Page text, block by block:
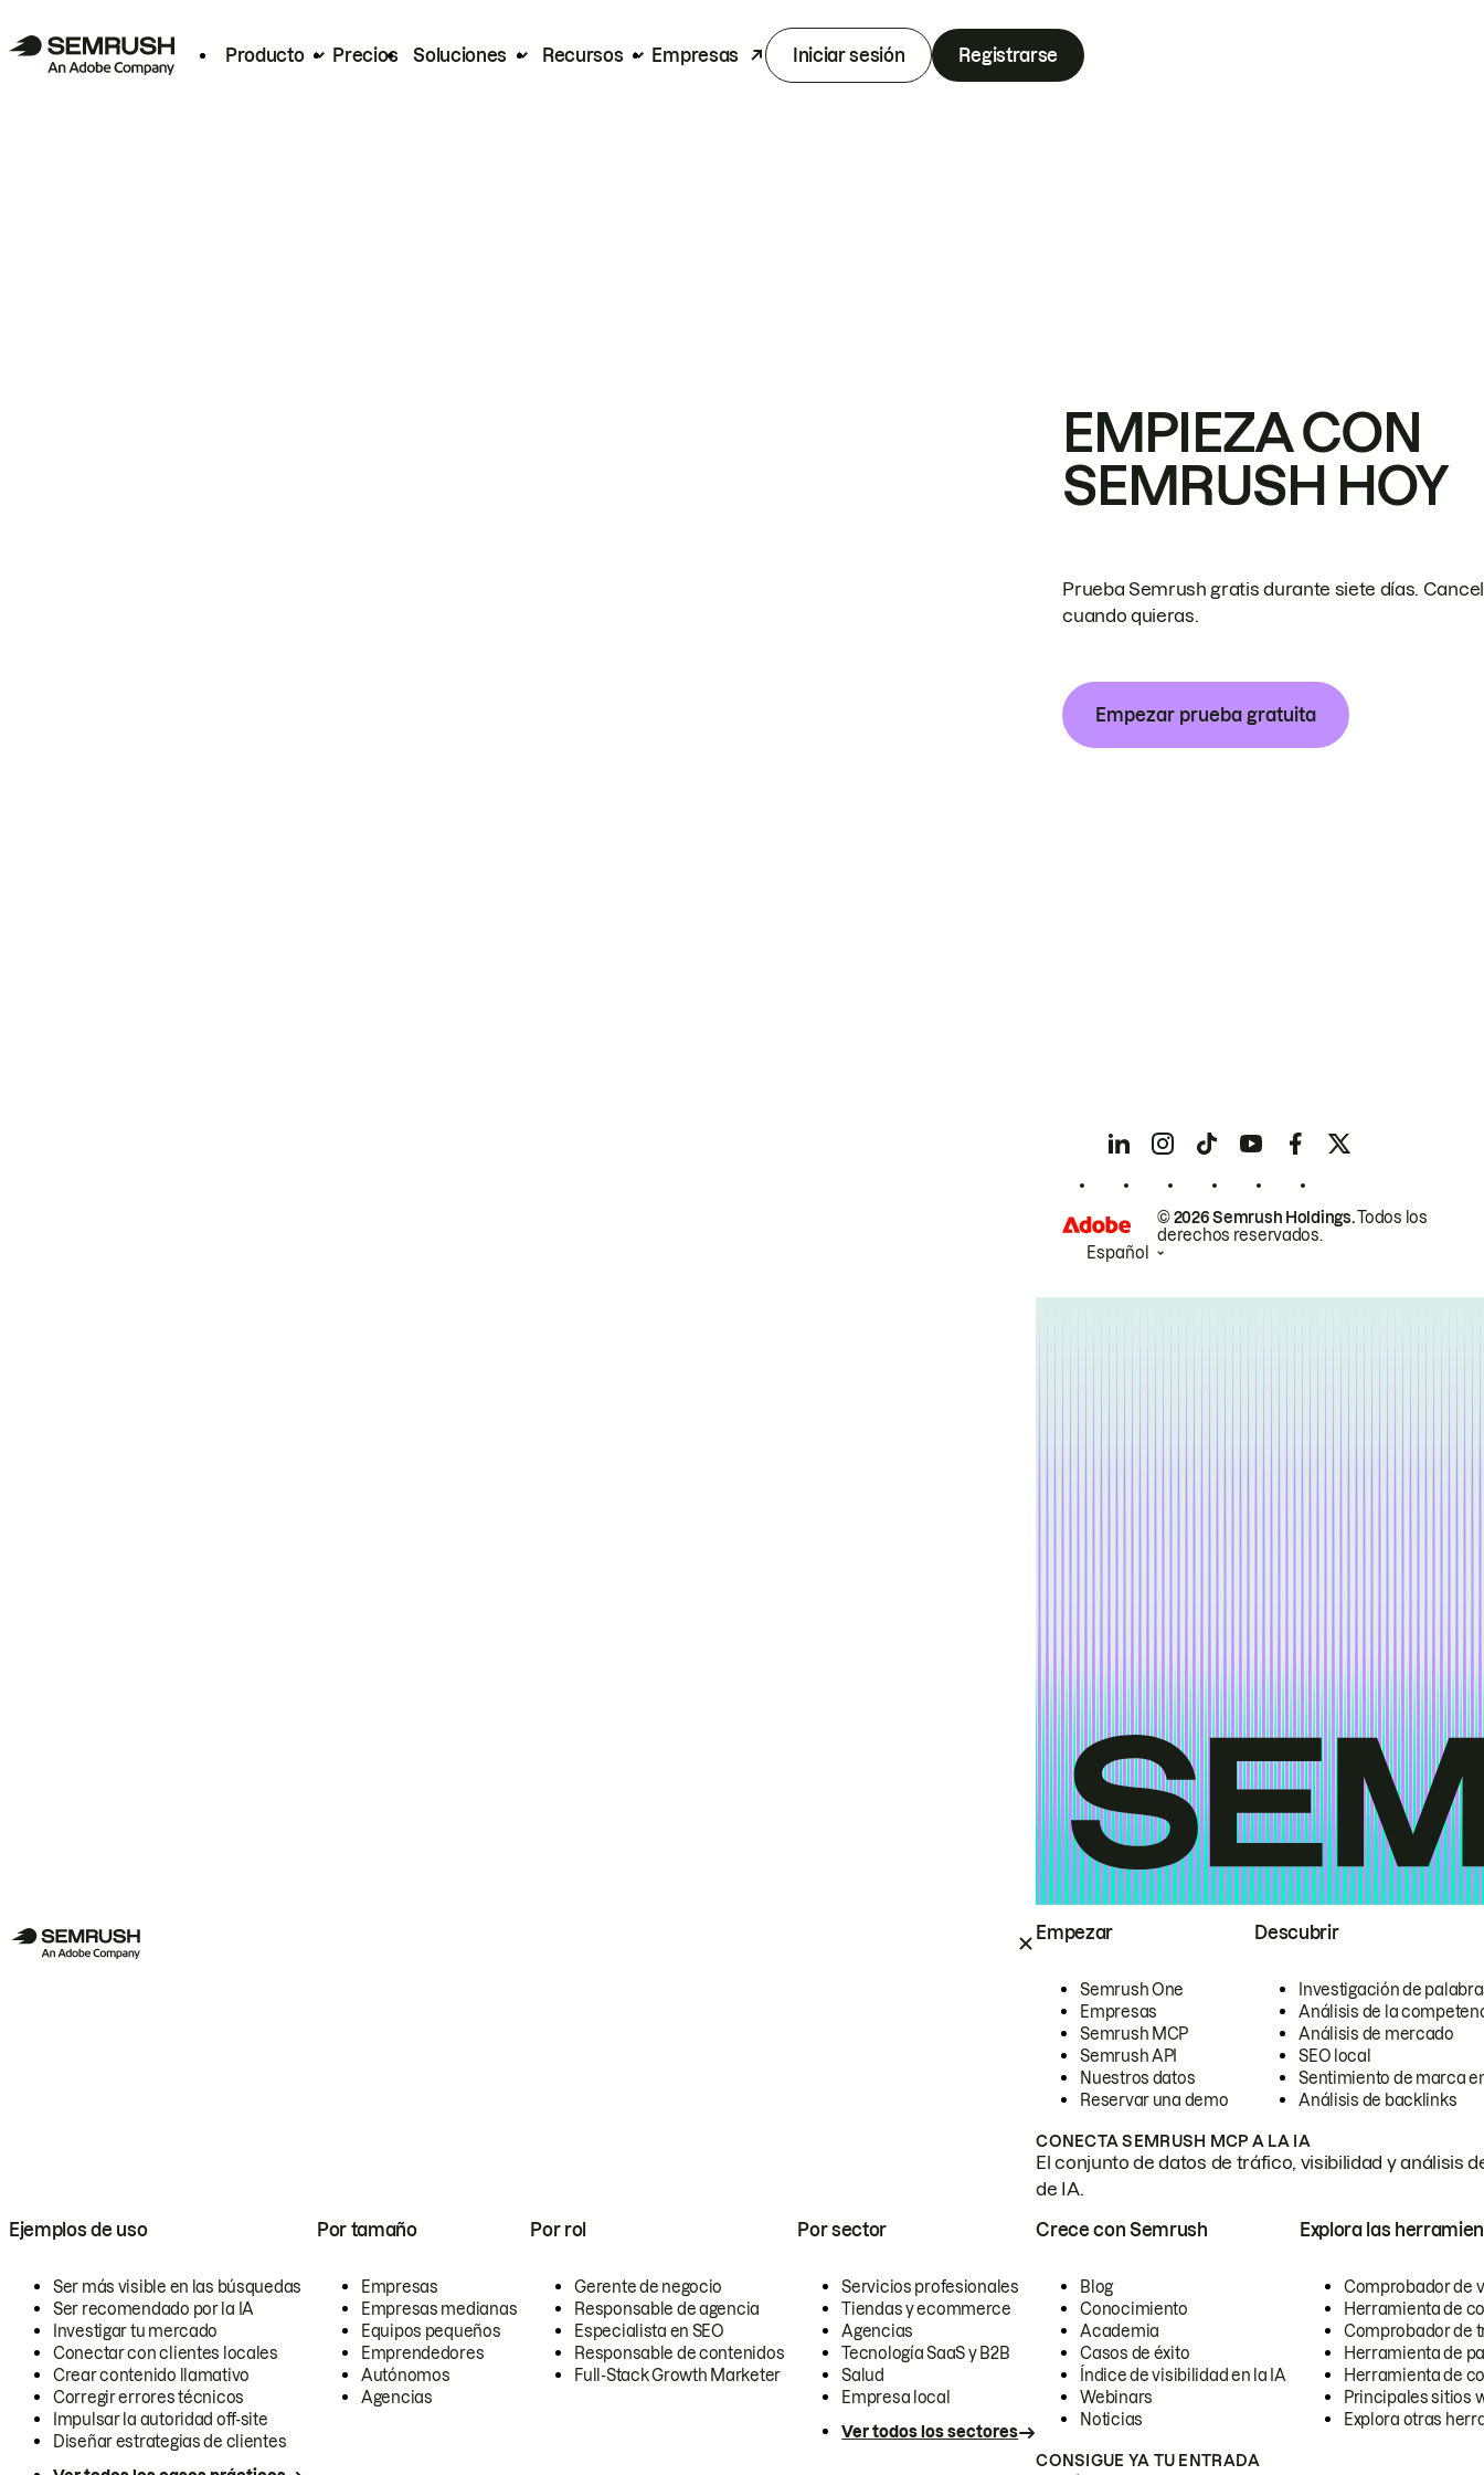
Producto Precios Soluciones Recursos Empresas Iniciar sesión Registrarse
Empezar
Semrush One
Empresas
Semrush MCP
Semrush API
Nuestros datos
Reservar una demo
Descubrir
Investigación de
Análisis de la
Análisis de mercado
SEO local
Sentimiento de marca
Análisis de backlinks
CONECTA SEMRUSH MCP A LA IA
El conjunto de datos de tráfico, visibilidad y análisis
de IA.
Ejemplos de uso
Ser más visible en las búsquedas
Ser recomendado por la IA
Investigar tu mercado
Conectar con clientes locales
Crear contenido llamativo
Corregir errores técnicos
Impulsar la autoridad off-site
Diseñar estrategias de clientes
Por tamaño
Empresas
Empresas medianas
Equipos pequeños
Emprendedores
Autónomos
Agencias
Por rol
Gerente de negocio
Responsable de agencia
Especialista en SEO
Responsable de contenidos
Full-Stack Growth Marketer
Por sector
Servicios profesionales
Tiendas y ecommerce
Agencias
Tecnología SaaS y B2B
Salud
Empresa local
Ver todos los sectores
Crece con Semrush
Blog
Conocimiento
Academia
Casos de éxito
Índice de visibilidad en la IA
Webinars
Noticias
Explora las
Comprobador de
Herramienta de
Comprobador de
Herramienta de
Herramienta de
Principales sitios
Explora otras
CONSIGUE YA TU ENTRADA
EMPIEZA CON
SEMRUSH HOY
Prueba Semrush gratis durante siete días.
cuando quieras.
Empezar prueba gratuita
© 2026 Semrush Holdings.Todos los
derechos reservados.
Español